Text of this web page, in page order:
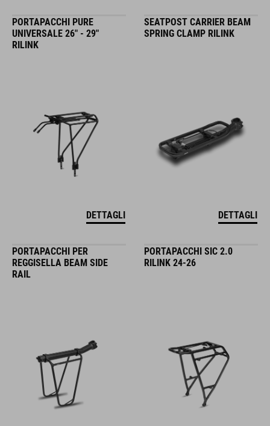
PORTAPACCHI PURE
UNIVERSALE 26" - 29"
RILINK
DETTAGLI
SEATPOST CARRIER BEAM
SPRING CLAMP RILINK
DETTAGLI
PORTAPACCHI PER
REGGISELLA BEAM SIDE
RAIL
PORTAPACCHI SIC 2.0
RILINK 24-26